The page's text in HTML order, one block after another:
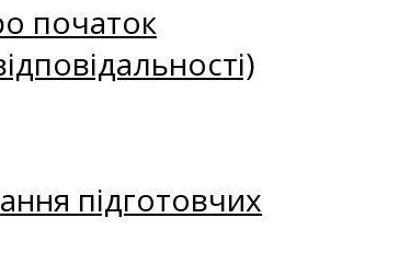
початок
підготовчих